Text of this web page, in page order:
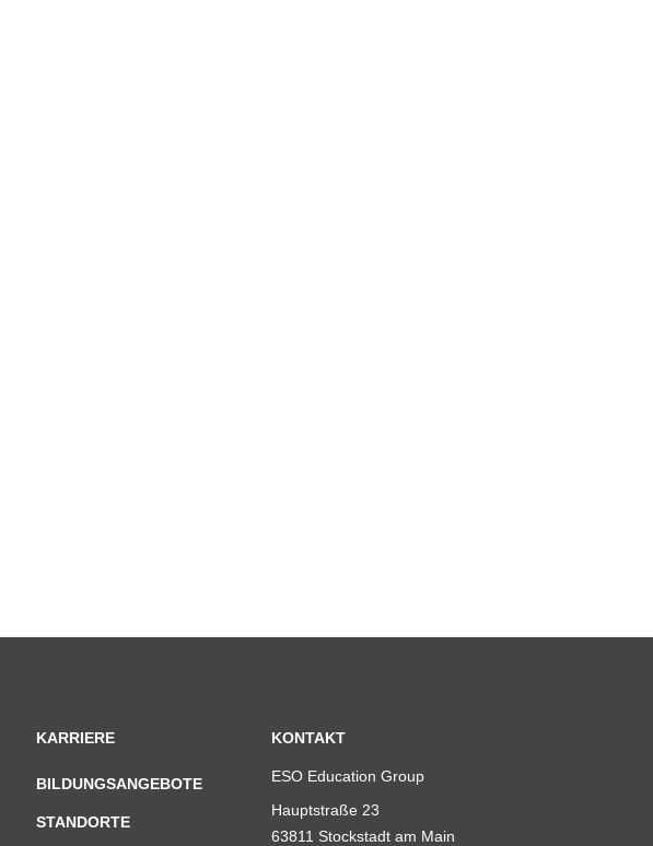
KARRIERE
BILDUNGSANGEBOTE
STANDORTE
KONTAKT
ESO Education Group
Hauptstraße 23
63811 Stockstadt am Main